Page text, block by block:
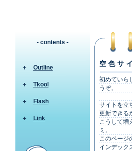
- contents -
＋ Outline
＋ Tkool
＋ Flash
＋ Link
空 色 サ
初めていら
うぞ。
サイトを立
更新できる
こうして増
ミ。
このページ
インデック